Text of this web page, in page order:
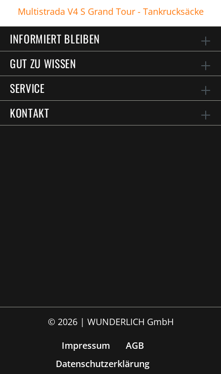
Multistrada V4 S Grand Tour - Tankrucksäcke
INFORMIERT BLEIBEN
GUT ZU WISSEN
SERVICE
KONTAKT
© 2026 | WUNDERLICH GmbH
Impressum
AGB
Datenschutzerklärung